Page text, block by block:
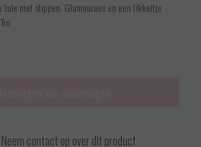
met stippen. Glamourous en een tikkeltje
Neem contact op over dit product